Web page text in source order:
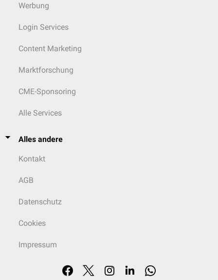
Werbung
Login Services
Content Marketing
Marktforschung
CME-Sponsoring
Alle Services
Alles andere
Kontakt
AGB
Datenschutz
Cookies
Impressum